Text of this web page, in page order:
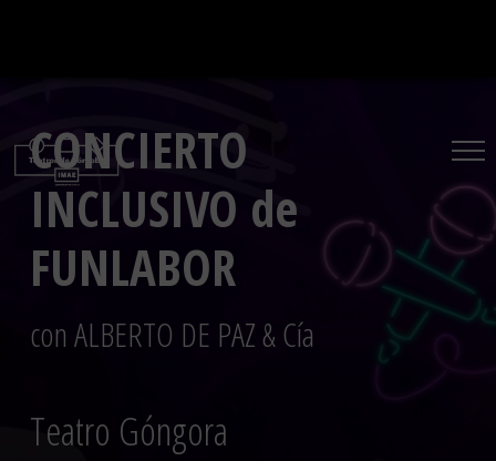
CONCIERTO
INCLUSIVO de
FUNLABOR
con ALBERTO DE PAZ & Cía
Teatro Góngora